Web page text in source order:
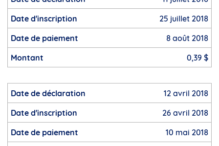
25 juillet 2018
8 août 2018
0,39 $
12 avril 2018
26 avril 2018
10 mai 2018